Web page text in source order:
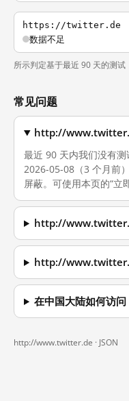
https://twitter.de
数据不足
所示判定基于最近 90 天的测试
常见问题
http://
最近 90 天内我们没有
2026-05-08（3 个月前
屏蔽。可使用本页的“立
http://
http://
在中国大陆如何访
http://www.twitter.de · JSON